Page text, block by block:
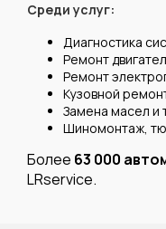
Среди услуг:
Диагностика
Ремонт
Ремонт
Кузовной
Замена масел и
Шиномонтаж,
Более 63 000
LRservice.